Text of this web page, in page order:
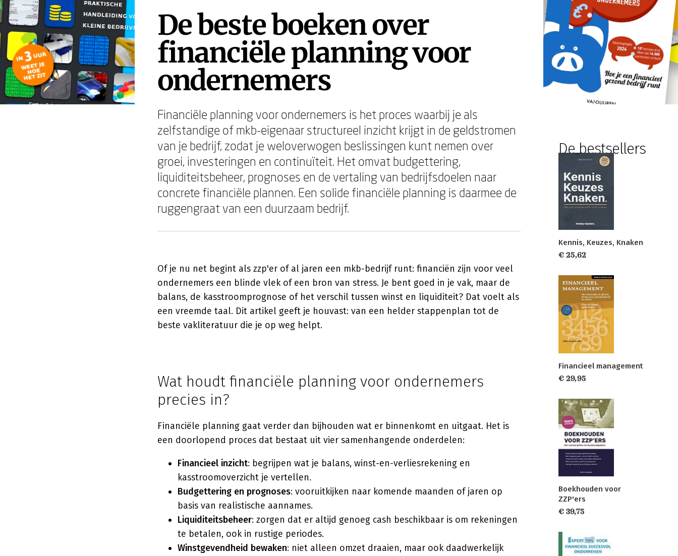
De beste boeken over
financiële planning voor
ondernemers
Financiële planning voor ondernemers is het proces waarbij je als
zelfstandige of mkb-eigenaar structureel inzicht krijgt in de geldstromen
van je bedrijf, zodat je weloverwogen beslissingen kunt nemen over
groei, investeringen en continuïteit. Het omvat budgettering,
liquiditeitsbeheer, prognoses en de vertaling van bedrijfsdoelen naar
concrete financiële plannen. Een solide financiële planning is daarmee de
ruggengraat van een duurzaam bedrijf.
Of je nu net begint als zzp'er of al jaren een mkb-bedrijf runt: financiën zijn voor veel
ondernemers een blinde vlek of een bron van stress. Je bent goed in je vak, maar de
balans, de kasstroomprognose of het verschil tussen winst en liquiditeit? Dat voelt als
een vreemde taal. Dit artikel geeft je houvast: van een helder stappenplan tot de
beste vakliteratuur die je op weg helpt.
Wat houdt financiële planning voor ondernemers
precies in?
Financiële planning gaat verder dan bijhouden wat er binnenkomt en uitgaat. Het is
een doorlopend proces dat bestaat uit vier samenhangende onderdelen:
Financieel inzicht: begrijpen wat je balans, winst-en-verliesrekening en
kasstroomoverzicht je vertellen.
Budgettering en prognoses: vooruitkijken naar komende maanden of jaren op
basis van realistische aannames.
Liquiditeitsbeheer: zorgen dat er altijd genoeg cash beschikbaar is om rekeningen
te betalen, ook in rustige periodes.
Winstgevendheid bewaken: niet alleen omzet draaien, maar ook daadwerkelijk
De bestsellers
Kennis, Keuzes, Knaken
€ 25,62
Financieel management
€ 29,95
Boekhouden voor
ZZP'ers
€ 39,75